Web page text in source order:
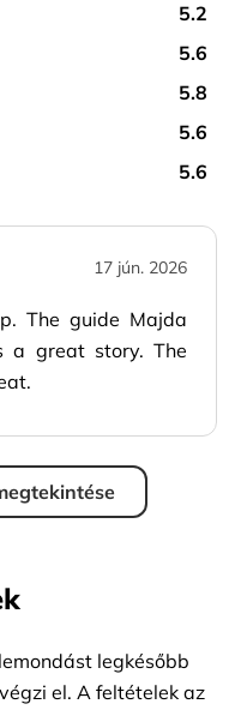
5.2
5.6
5.8
5.6
5.6
17 jún. 2026
The guide Majda
a great story. The
legkésőbb
el. A feltételek az